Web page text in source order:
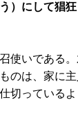
）にして猖狂
使いである
のは、家に
切っているよ